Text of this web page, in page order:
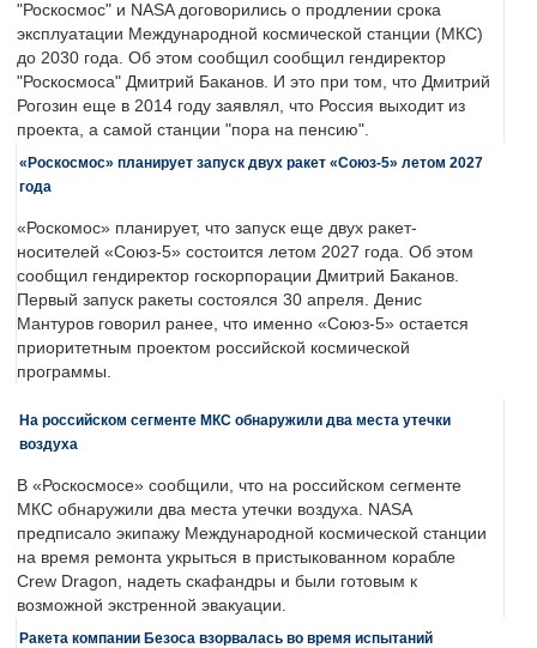
"Роскосмос" и NASA договорились о продлении срока
эксплуатации Международной космической станции (МКС)
до 2030 года. Об этом сообщил сообщил гендиректор
"Роскосмоса" Дмитрий Баканов. И это при том, что Дмитрий
Рогозин еще в 2014 году заявлял, что Россия выходит из
проекта, а самой станции "пора на пенсию".
«Роскосмос» планирует запуск двух ракет «Союз-5» летом 2027
года
«Роскомос» планирует, что запуск еще двух ракет-
носителей «Союз-5» состоится летом 2027 года. Об этом
сообщил гендиректор госкорпорации Дмитрий Баканов.
Первый запуск ракеты состоялся 30 апреля. Денис
Мантуров говорил ранее, что именно «Союз-5» остается
приоритетным проектом российской космической
программы.
На российском сегменте МКС обнаружили два места утечки
воздуха
В «Роскосмосе» сообщили, что на российском сегменте
МКС обнаружили два места утечки воздуха. NASA
предписало экипажу Международной космической станции
на время ремонта укрыться в пристыкованном корабле
Crew Dragon, надеть скафандры и были готовым к
возможной экстренной эвакуации.
Ракета компании Безоса взорвалась во время испытаний